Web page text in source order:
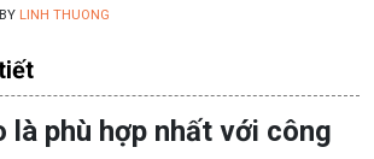
BY LINH THUONG
là phù hợp nhất với công